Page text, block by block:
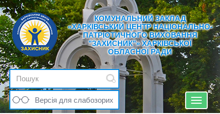
КОМУНАЛЬНИЙ ЗАКЛАД
«ХАРКІВСЬКИЙ ЦЕНТР НАЦІОНАЛЬНО-
ПАТРІОТИЧНОГО ВИХОВАННЯ
"ЗАХИСНИК"» ХАРКІВСЬКОЇ
ОБЛАСНОЇ РАДИ
Версія для слабозорих
Toggle